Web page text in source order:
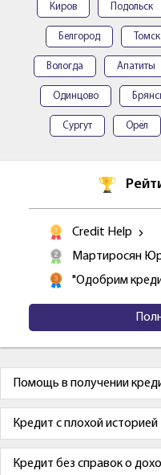
Киров Подольск
Белгород Томск
Вологда Апатиты
Одинцово
Сургут Орёл
Credit Help
Мартиросян
"Одобрим
Помощь в получении
Кредит с плохой историей
Кредит без справок о